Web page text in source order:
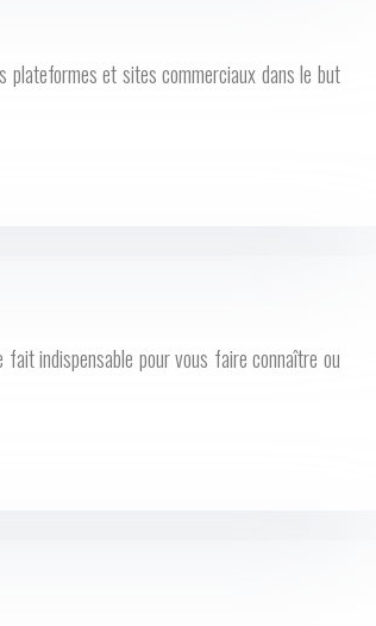
plateformes et sites commerciaux dans le but
indispensable pour vous faire connaître ou